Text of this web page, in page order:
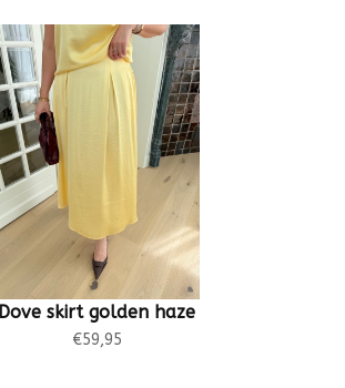
Dove skirt golden haze
€59,95